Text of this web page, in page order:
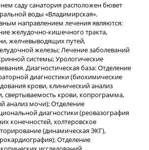
саду санатория расположен бювет
воды «Владимирская».
направлением лечения являются:
желудочно-кишечного тракта,
желчевыводящих путей,
железы; Лечение заболеваний
системы; Урологические
Диагностическая база: Отделение
диагностики (биохимические
крови, клинический анализ
свертываемость крови, копрограмма,
анализ мочи); Отделение
диагностики (реовазография
конечностей, холтеровское
(динамическая ЭКГ),
Отделение